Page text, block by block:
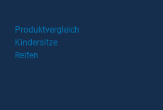
Produktvergleich
Kindersitze
Reifen